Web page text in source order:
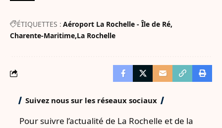
ÉTIQUETTES : Aéroport La Rochelle - Île de Ré
Charente-Maritime La Rochelle
Suivez nous sur les réseaux sociaux
Pour suivre l’actualité de La Rochelle et de la